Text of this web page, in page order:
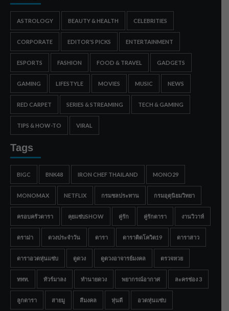
ASTROLOGY BEAUTY & HEALTH CELEBRITIES
CORPORATE EDITOR'S PICKS ENTERTAINMENT
ESPORTS FASHION FOOD & TRAVEL GADGETS
GAMING LIFESTYLE MOVIES MUSIC NEWS
RED CARPET SERIES & STREAMING TECH & GAMING
TIPS & HOW-TO VIRAL
Tags
BIGC BNK48 IRON CHEF THAILAND MONO29
MONOMAX NETFLIX กรมชลประทาน กรมอุตุนิยมวิทยา
ครอบครัวดารา คุยแซ่บSHOW คู่รัก คู่รักดารา งานวิวาห์
ดราม่า ดวงประจำวัน ดารา ดาราติดโควิด19 ดาราสาว
ดาราอวดหุ่นแซ่บ ดูดวง ดูดวงอาจารย์มงคล ตรวจหวย
ททท. ทัวร์มาลง ทำนายดวง พยากรณ์อากาศ ละครช่อง 3
ลูกดารา สายมู สีมงคล หุ่นดี อวดหุ่นแซ่บ